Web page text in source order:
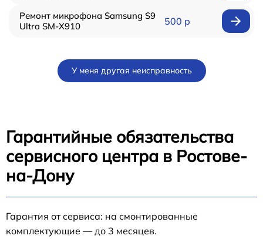
Ремонт микрофона Samsung S9
Ultra SM-X910
500 р
У меня другая неисправность
Гарантийные обязательства
сервисного центра в Ростове-
на-Дону
Гарантия от сервиса: на смонтированные
комплектующие — до 3 месяцев.